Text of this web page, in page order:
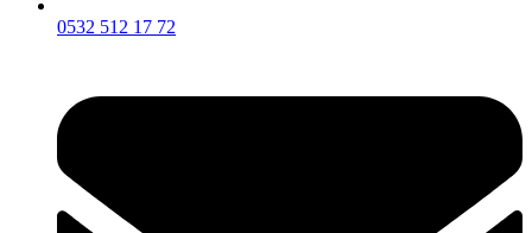
0532 512 17 72